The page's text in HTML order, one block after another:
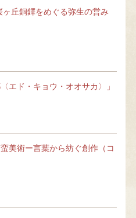
丘銅鐸をめぐる弥生の営み
エド・キョウ・オオサカ〉」
美術ー言葉から紡ぐ創作（コ